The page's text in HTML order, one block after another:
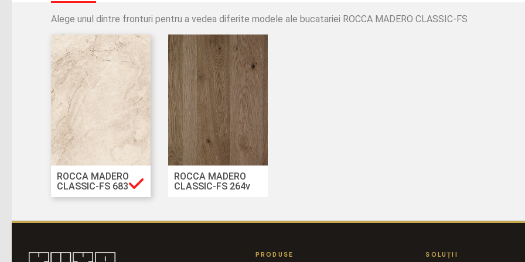
Alege unul dintre fronturi pentru a vedea diferite modele ale bucatariei ROCCA MADERO CLASSIC-FS
ROCCA MADERO
CLASSIC-FS 683
ROCCA MADERO
CLASSIC-FS 264v
PRODUSE SOLUȚII